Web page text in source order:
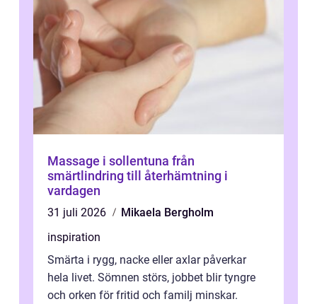
Massage i sollentuna från
smärtlindring till återhämtning i
vardagen
31 juli 2026
Mikaela Bergholm
inspiration
Smärta i rygg, nacke eller axlar påverkar
hela livet. Sömnen störs, jobbet blir tyngre
och orken för fritid och familj minskar.